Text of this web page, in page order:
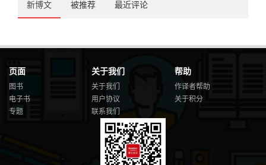
新博文 被推荐 最近评论
页面
图书
电子书
专题
关于我们
关于我们
用户协议
联系我们
帮助
作译者帮助
关于积分